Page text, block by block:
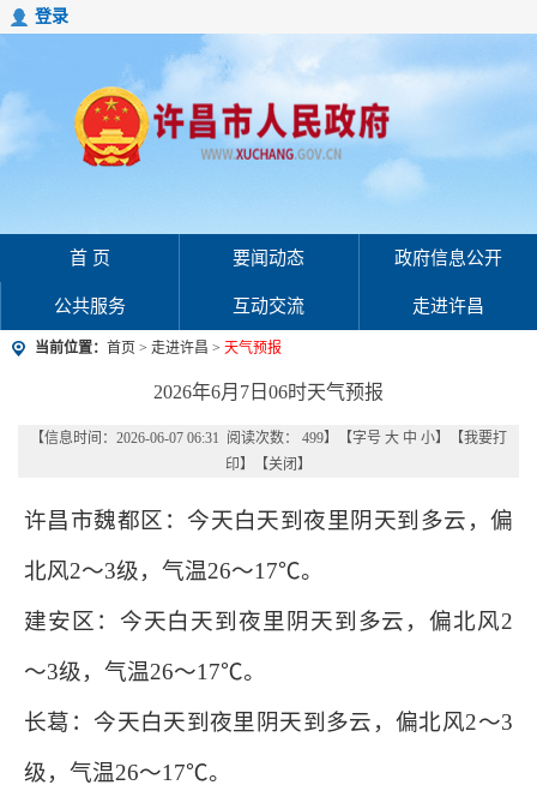
登录
首 页 要闻动态 政府信息公开
公共服务 互动交流 走进许昌
当前位置： 首页 > 走进许昌 > 天气预报
2026年6月7日06时天气预报
【信息时间：2026-06-07 06:31 阅读次数： 499】【字号 大 中 小】【我要打
印】【关闭 】
许昌市魏都区：今天白天到夜里阴天到多云，偏
北风2～3级，气温26～17℃。
建安区：今天白天到夜里阴天到多云，偏北风2
～3级，气温26～17℃。
长葛：今天白天到夜里阴天到多云，偏北风2～3
级，气温26～17℃。